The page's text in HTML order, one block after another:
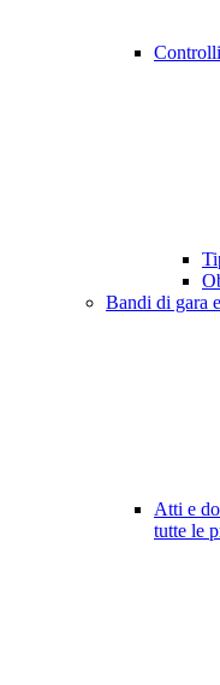
Bandi di gara
Atti e
tutte le